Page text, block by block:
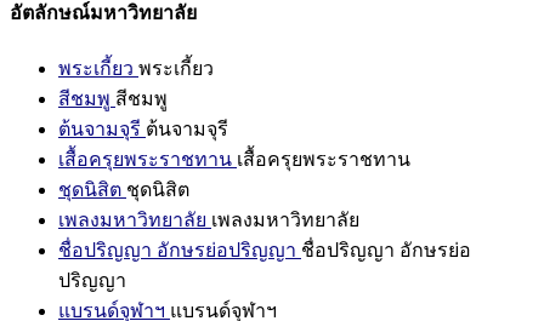
อัตลักษณ์มหาวิทยาลัย
พระเกี้ยว พระเกี้ยว
สีชมพู สีชมพู
ต้นจามจุรี ต้นจามจุรี
เสื้อครุยพระราชทาน เสื้อครุยพระราชทาน
ชุดนิสิต ชุดนิสิต
เพลงมหาวิทยาลัย เพลงมหาวิทยาลัย
ชื่อปริญญา อักษรย่อปริญญา ชื่อปริญญา อักษรย่อ
ปริญญา
แบรนด์จุฬาฯ แบรนด์จุฬาฯ